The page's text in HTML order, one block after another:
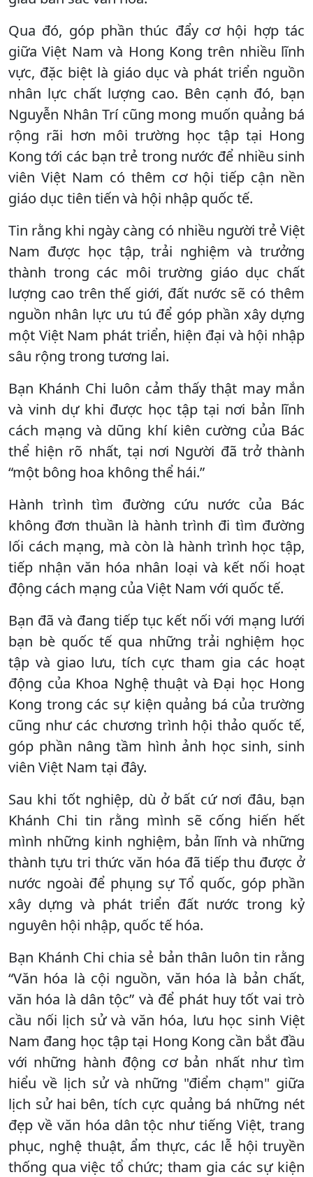
Qua đó, góp phần thúc đẩy cơ hội hợp tác
giữa Việt Nam và Hong Kong trên nhiều lĩnh
vực, đặc biệt là giáo dục và phát triển nguồn
nhân lực chất lượng cao. Bên cạnh đó, bạn
Nguyễn Nhân Trí cũng mong muốn quảng bá
rộng rãi hơn môi trường học tập tại Hong
Kong tới các bạn trẻ trong nước để nhiều sinh
viên Việt Nam có thêm cơ hội tiếp cận nền
giáo dục tiên tiến và hội nhập quốc tế.
Tin rằng khi ngày càng có nhiều người trẻ Việt
Nam được học tập, trải nghiệm và trưởng
thành trong các môi trường giáo dục chất
lượng cao trên thế giới, đất nước sẽ có thêm
nguồn nhân lực ưu tú để góp phần xây dựng
một Việt Nam phát triển, hiện đại và hội nhập
sâu rộng trong tương lai.
Bạn Khánh Chi luôn cảm thấy thật may mắn
và vinh dự khi được học tập tại nơi bản lĩnh
cách mạng và dũng khí kiên cường của Bác
thể hiện rõ nhất, tại nơi Người đã trở thành
“một bông hoa không thể hái.”
Hành trình tìm đường cứu nước của Bác
không đơn thuần là hành trình đi tìm đường
lối cách mạng, mà còn là hành trình học tập,
tiếp nhận văn hóa nhân loại và kết nối hoạt
động cách mạng của Việt Nam với quốc tế.
Bạn đã và đang tiếp tục kết nối với mạng lưới
bạn bè quốc tế qua những trải nghiệm học
tập và giao lưu, tích cực tham gia các hoạt
động của Khoa Nghệ thuật và Đại học Hong
Kong trong các sự kiện quảng bá của trường
cũng như các chương trình hội thảo quốc tế,
góp phần nâng tầm hình ảnh học sinh, sinh
viên Việt Nam tại đây.
Sau khi tốt nghiệp, dù ở bất cứ nơi đâu, bạn
Khánh Chi tin rằng mình sẽ cống hiến hết
mình những kinh nghiệm, bản lĩnh và những
thành tựu tri thức văn hóa đã tiếp thu được ở
nước ngoài để phụng sự Tổ quốc, góp phần
xây dựng và phát triển đất nước trong kỷ
nguyên hội nhập, quốc tế hóa.
Bạn Khánh Chi chia sẻ bản thân luôn tin rằng
“Văn hóa là cội nguồn, văn hóa là bản chất,
văn hóa là dân tộc” và để phát huy tốt vai trò
cầu nối lịch sử và văn hóa, lưu học sinh Việt
Nam đang học tập tại Hong Kong cần bắt đầu
với những hành động cơ bản nhất như tìm
hiểu về lịch sử và những "điểm chạm" giữa
lịch sử hai bên, tích cực quảng bá những nét
đẹp về văn hóa dân tộc như tiếng Việt, trang
phục, nghệ thuật, ẩm thực, các lễ hội truyền
thống qua việc tổ chức; tham gia các sự kiện